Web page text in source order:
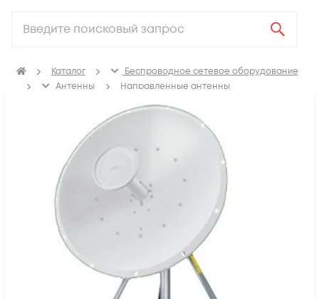
Каталог
Беспроводное сетевое оборудование
Антенны
Направленные антенны